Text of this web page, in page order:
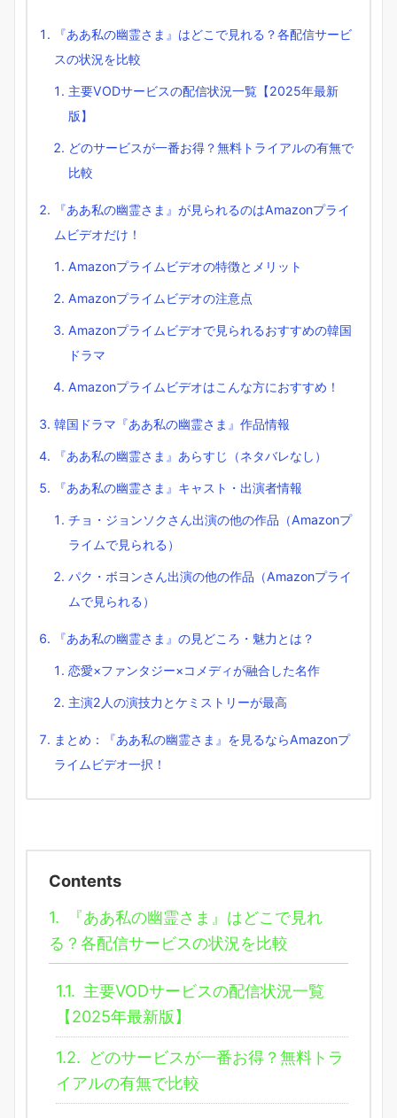
『ああ私の幽霊さま』はどこで見れる？各配信サービ
スの状況を比較
主要VODサービスの配信状況一覧【2025年最新
版】
どのサービスが一番お得？無料トライアルの有無で
比較
『ああ私の幽霊さま』が見られるのはAmazonプライ
ムビデオだけ！
Amazonプライムビデオの特徴とメリット
Amazonプライムビデオの注意点
Amazonプライムビデオで見られるおすすめの韓国
ドラマ
Amazonプライムビデオはこんな方におすすめ！
韓国ドラマ『ああ私の幽霊さま』作品情報
『ああ私の幽霊さま』あらすじ（ネタバレなし）
『ああ私の幽霊さま』キャスト・出演者情報
チョ・ジョンソクさん出演の他の作品（Amazonプ
ライムで見られる）
パク・ボヨンさん出演の他の作品（Amazonプライ
ムで見られる）
『ああ私の幽霊さま』の見どころ・魅力とは？
恋愛×ファンタジー×コメディが融合した名作
主演2人の演技力とケミストリーが最高
まとめ：『ああ私の幽霊さま』を見るならAmazonプ
ライムビデオ一択！
Contents
1.
『ああ私の幽霊さま』はどこで見れ
る？各配信サービスの状況を比較
1.1. 主要VODサービスの配信状況一覧
【2025年最新版】
1.2. どのサービスが一番お得？無料トラ
イアルの有無で比較